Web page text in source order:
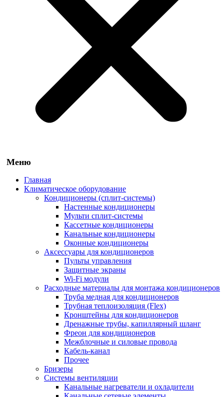
Главная
Климатическое оборудование
Кондиционеры (сплит-системы)
Настенные кондиционеры
Мульти сплит-системы
Кассетные кондиционеры
Канальные кондиционеры
Оконные кондиционеры
Аксессуары для кондиционеров
Пульты управления
Защитные экраны
Wi-Fi модули
Расходные материалы для монтажа кондиционеров
Труба медная для кондиционеров
Трубная теплоизоляция (Flex)
Кронштейны для кондиционеров
Дренажные трубы, капиллярный шланг
Фреон для кондиционеров
Межблочные и силовые провода
Кабель-канал
Прочее
Бризеры
Системы вентиляции
Канальные нагреватели и охладители